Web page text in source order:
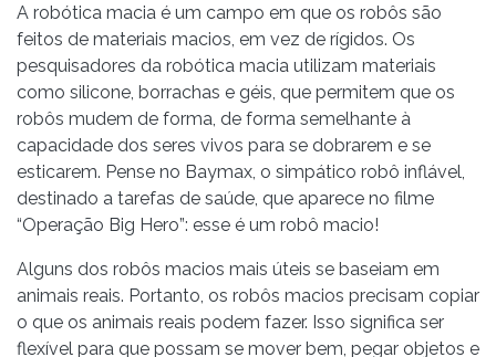
A robótica macia é um campo em que os robôs são
feitos de materiais macios, em vez de rígidos. Os
pesquisadores da robótica macia utilizam materiais
como silicone, borrachas e géis, que permitem que os
robôs mudem de forma, de forma semelhante à
capacidade dos seres vivos para se dobrarem e se
esticarem. Pense no Baymax, o simpático robô inflável,
destinado a tarefas de saúde, que aparece no filme
“Operação Big Hero”: esse é um robô macio!
Alguns dos robôs macios mais úteis se baseiam em
animais reais. Portanto, os robôs macios precisam copiar
o que os animais reais podem fazer. Isso significa ser
flexível para que possam se mover bem, pegar objetos e